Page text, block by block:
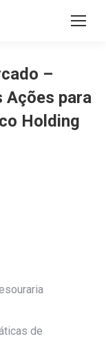
–
Ações para
Holding
de